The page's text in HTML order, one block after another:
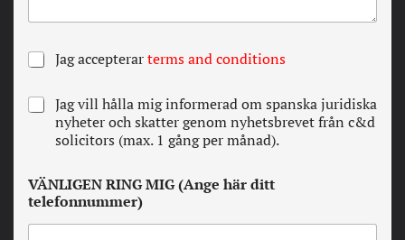
A
l
a
l
k
o
r
Jag accepterarterms and conditions
N
e
e
t
t
Jag vill hålla mig informerad om spanska juridiska
nyheter och skatter genom nyhetsbrevet från c&d
solicitors (max. 1 gång per månad).
VÄNLIGEN RING MIG (Ange här ditt
telefonnummer)